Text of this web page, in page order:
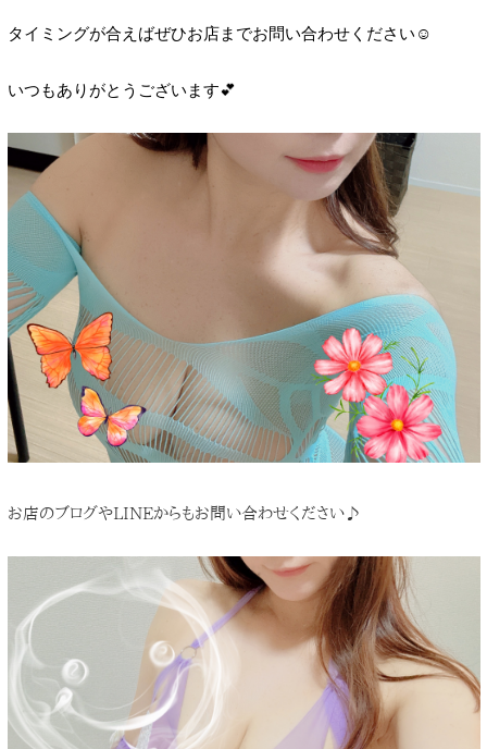
タイミングが合えばぜひお店までお問い合わせください☺️
いつもありがとうございます💕
お店のブログやLINEからもお問い合わせください♪